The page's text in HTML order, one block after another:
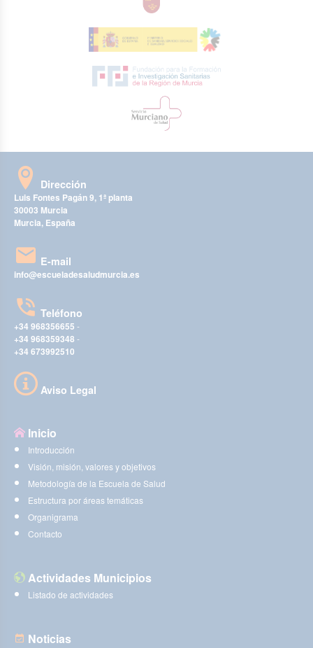
Dirección
Luis Fontes Pagán 9, 1ª planta
30003 Murcia
Murcia, España
E-mail
info@escueladesaludmurcia.es
Teléfono
+34 968356655 -
+34 968359348 -
+34 673992510
Aviso Legal
Inicio
Introducción
Visión, misión, valores y objetivos
Metodología de la Escuela de Salud
Estructura por áreas temáticas
Organigrama
Contacto
Actividades Municipios
Listado de actividades
Noticias